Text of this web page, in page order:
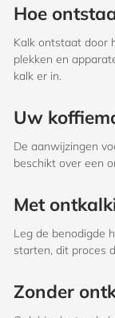
Hoe
Kalk ontstaat door
plekken en
kalk er in.
Uw
De aanwijzingen
beschikt over een
Met
Leg de benodigde
starten, dit proces
Zonder